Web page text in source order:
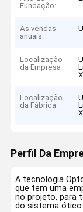
Fundação:
As vendas
anuais:
Localização
da Empresa
Localização
da Fábrica
Perfil Da
A tecnologia
que tem uma
no projeto, para
do sistema ótico